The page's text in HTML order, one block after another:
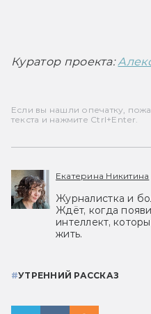
Куратор проекта:
Если вы нашли опечатку,
текста и нажмите Ctrl+Enter.
Екатерина Никитина
Журналистка и
Ждёт, когда
интеллект,
жить.
#УТРЕННИЙ РАССКАЗ